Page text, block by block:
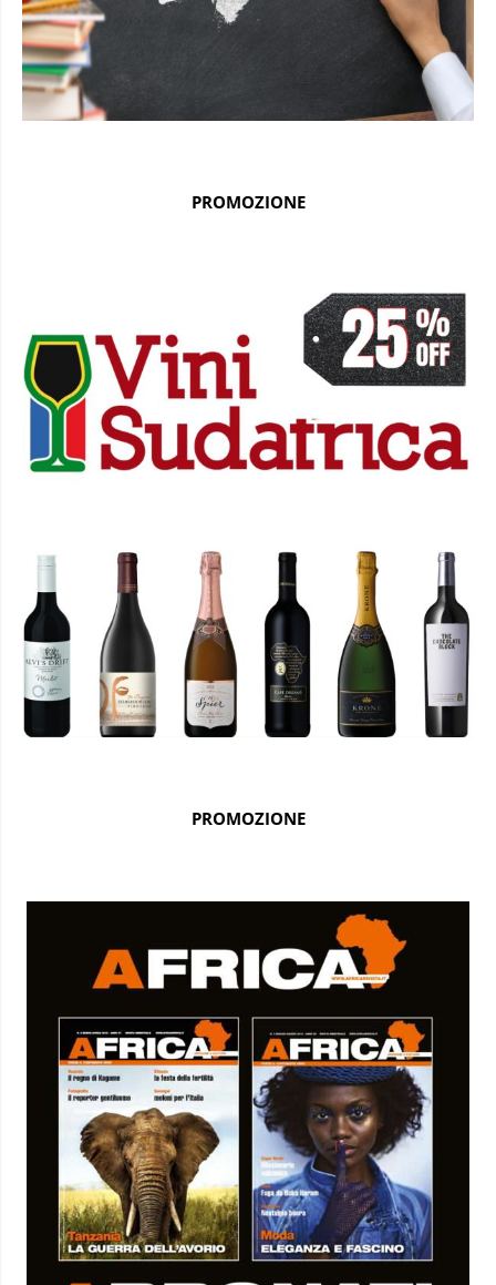
PROMOZIONE
PROMOZIONE